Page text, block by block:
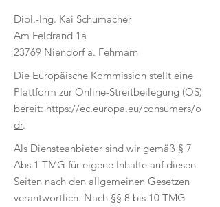
Dipl.-Ing. Kai Schumacher
Am Feldrand 1a
23769 Niendorf a. Fehmarn
Die Europäische Kommission stellt eine
Plattform zur Online-Streitbeilegung (OS)
bereit: https://ec.europa.eu/consumers/o
dr.
Als Diensteanbieter sind wir gemäß § 7
Abs.1 TMG für eigene Inhalte auf diesen
Seiten nach den allgemeinen Gesetzen
verantwortlich. Nach §§ 8 bis 10 TMG